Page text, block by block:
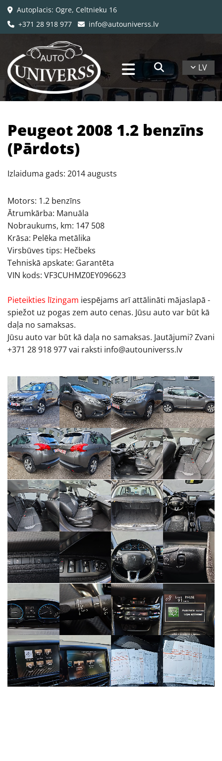
 Autoplacis: Ogre, Celtnieku 16
 +371 28 918 977  info@autouniverss.lv
LV
Peugeot 2008 1.2 benzīns
(Pārdots)
Izlaiduma gads: 2014 augusts
Motors: 1.2 benzīns
Ātrumkārba: Manuāla
Nobraukums, km: 147 508
Krāsa: Pelēka metālika
Virsbūves tips: Hečbeks
Tehniskā apskate: Garantēta
VIN kods: VF3CUHMZ0EY096623
Pieteikties līzingam iespējams arī attālināti mājaslapā -
spiežot uz pogas zem auto cenas. Jūsu auto var būt kā
daļa no samaksas.
Jūsu auto var būt kā daļa no samaksas. Jautājumi? Zvani
+371 28 918 977 vai raksti info@autouniverss.lv